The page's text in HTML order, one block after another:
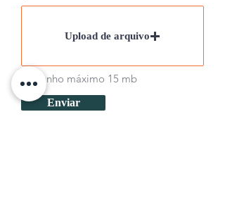
Upload de arquivo
Tamanho máximo 15 mb
Enviar